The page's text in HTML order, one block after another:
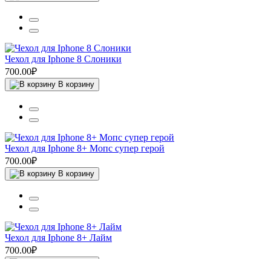
Чехол для Iphone 8 Слоники
700.00₽
В корзину
Чехол для Iphone 8+ Мопс супер герой
700.00₽
В корзину
Чехол для Iphone 8+ Лайм
700.00₽